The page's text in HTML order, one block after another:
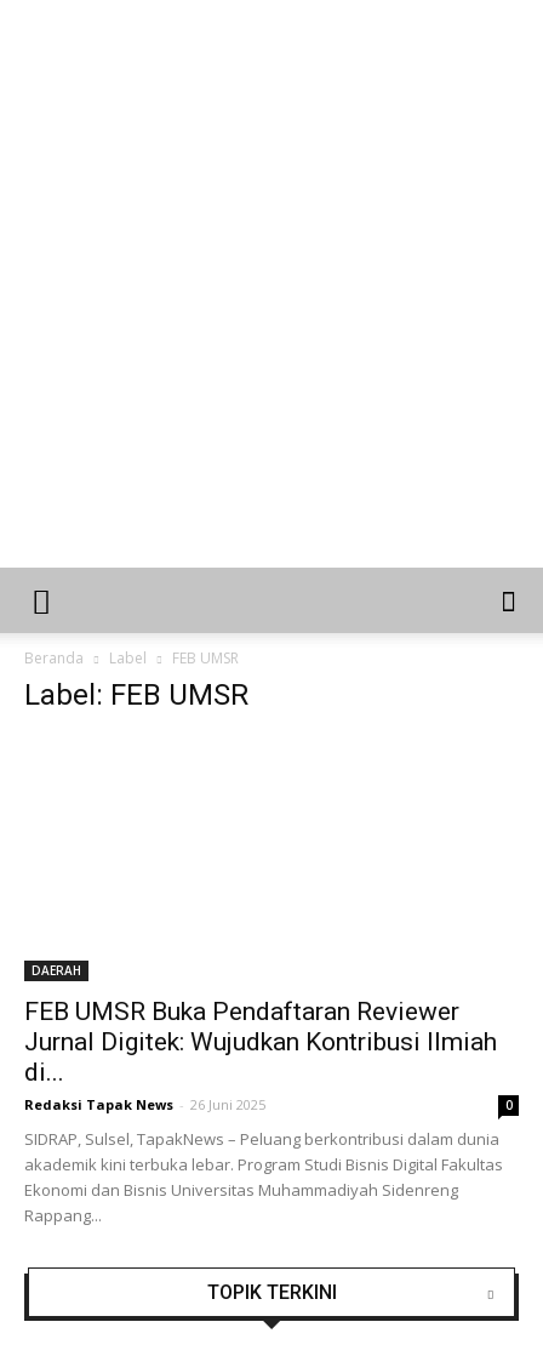
Beranda Label FEB UMSR
Label: FEB UMSR
DAERAH
FEB UMSR Buka Pendaftaran Reviewer
Jurnal Digitek: Wujudkan Kontribusi Ilmiah
di...
Redaksi Tapak News - 26 Juni 2025 0
SIDRAP, Sulsel, TapakNews – Peluang berkontribusi dalam dunia
akademik kini terbuka lebar. Program Studi Bisnis Digital Fakultas
Ekonomi dan Bisnis Universitas Muhammadiyah Sidenreng
Rappang...
TOPIK TERKINI